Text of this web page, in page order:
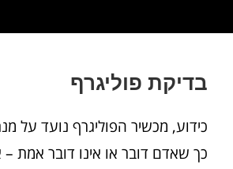
בדיקת פוליגרף
כידוע, מכשיר הפוליגרף נועד על
כך שאדם דובר או אינו דובר אמת